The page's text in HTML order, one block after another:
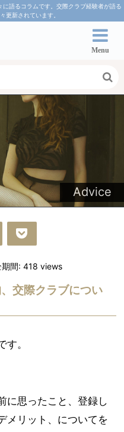
語るコラムです。交際クラブ経験者が語る
更新されています。
Menu
Advice
期間: 418views
交際クラブについ
す。
に思ったこと、登録し
メリット、についてを